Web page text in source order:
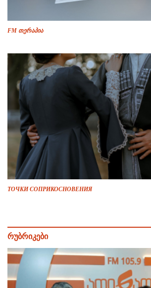
FM თერაპია
ТОЧКИ СОПРИКОСНОВЕНИЯ
რუბრიკები